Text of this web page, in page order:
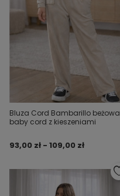
Bluza Cord Bambarillo beżowa
baby cord z kieszeniami
93,00 zł - 109,00 zł